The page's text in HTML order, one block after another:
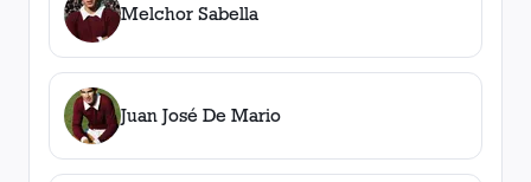
Melchor Sabella
Juan José De Mario